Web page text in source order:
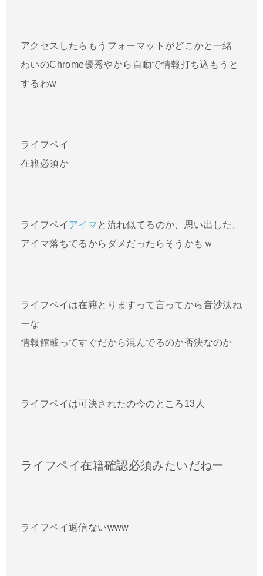
アクセスしたらもうフォーマットがどこかと一緒
わいのChrome優秀やから自動で情報打ち込もうと
するわw
ライフペイ
在籍必須か
ライフペイ アイマ と流れ似てるのか、思い出した。
アイマ落ちてるからダメだったらそうかもｗ
ライフペイは在籍とりますって言ってから音沙汰ね
ーな
情報館載ってすぐだから混んでるのか否決なのか
ライフペイは可決されたの今のところ13人
ライフペイ在籍確認必須みたいだねー
ライフペイ返信ないwww